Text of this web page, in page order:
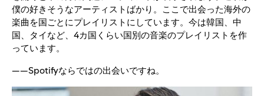
僕の好きそうなアーティストばかり。ここで出会った海外の
楽曲を国ごとにプレイリストにしています。今は韓国、中
国、タイなど、4カ国くらい国別の音楽のプレイリストを作
っています。
――Spotifyならではの出会いですね。